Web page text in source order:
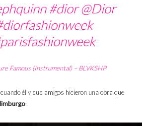
#dior@Dior
Famous (Instrumental) – BLVKSHP
él y sus amigos hicieron una obra que
.